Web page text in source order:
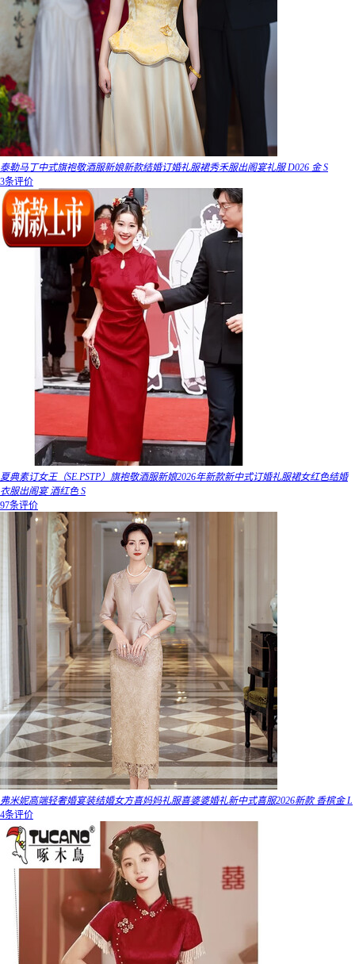
泰勒马丁中式旗袍敬酒服新娘新款结婚订婚礼服裙秀禾服出阁宴礼服 D026 金 S
3条评价
夏典素订女王（SE.PSTP）旗袍敬酒服新娘2026年新款新中式订婚礼服裙女红色结婚
衣服出阁宴 酒红色 S
97条评价
弗米妮高端轻奢婚宴装结婚女方喜妈妈礼服喜婆婆婚礼新中式喜服2026新款 香槟金 L
4条评价